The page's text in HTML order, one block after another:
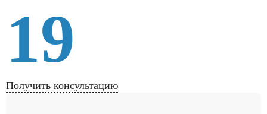
19
Получить консультацию